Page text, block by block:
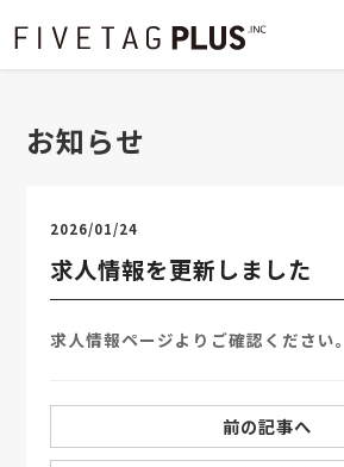
お知らせ
2026/01/24
求人情報を更新しました
求人情報ページよりご確認ください。
前の記事へ